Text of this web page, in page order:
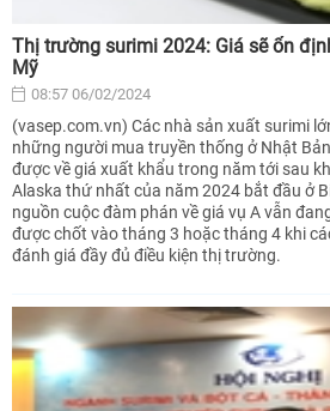
Thị trường surimi 2024: Giá sẽ ổn
Mỹ
08:57 06/02/2024
(vasep.com.vn) Các nhà sản xuất surimi
những người mua truyền thống ở Nhật
được về giá xuất khẩu trong năm tới sau
Alaska thứ nhất của năm 2024 bắt đầu ở
nguồn cuộc đàm phán về giá vụ A vẫn
được chốt vào tháng 3 hoặc tháng 4 khi
đánh giá đầy đủ điều kiện thị trường.